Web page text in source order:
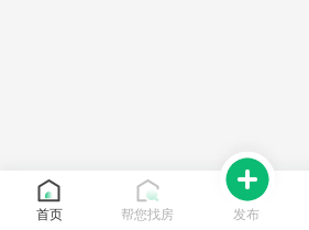
首页 帮您找房 发布